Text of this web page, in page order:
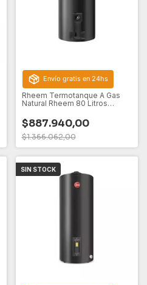
Envío gratis en 24hs
Rheem Termotanque A Gas
Natural Rheem 80 Litros
Oscuro De Colgar
$887.940,00
$1.366.062,00
SIN STOCK